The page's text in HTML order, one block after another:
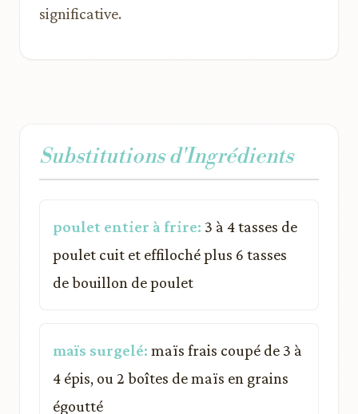
significative.
Substitutions d'Ingrédients
poulet entier à frire: 3 à 4 tasses de
poulet cuit et effiloché plus 6 tasses
de bouillon de poulet
maïs surgelé: maïs frais coupé de 3 à
4 épis, ou 2 boîtes de maïs en grains
égoutté